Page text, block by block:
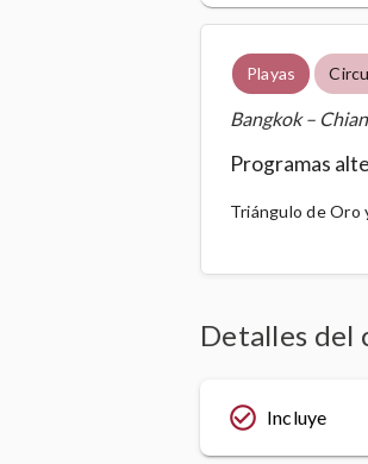
Playas
Bangkok –
Programas
Triángulo de Oro
Detalles del
check_circle_outline Incluye